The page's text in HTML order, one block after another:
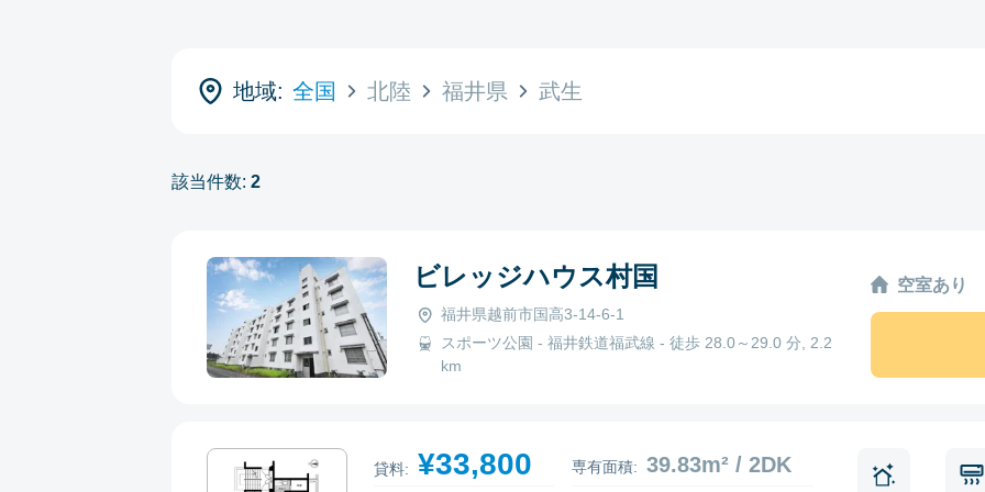
地域: 全国 北陸 福井県 武生
該当件数: 2
ビレッジハウス村国
福井県越前市国高3-14-6-1
スポーツ公園 - 福井鉄道福武線 - 徒歩 28.0～29.0 分, 2.2
km
空室あり
貸料: ¥33,800 専有面積: 39.83m² / 2DK